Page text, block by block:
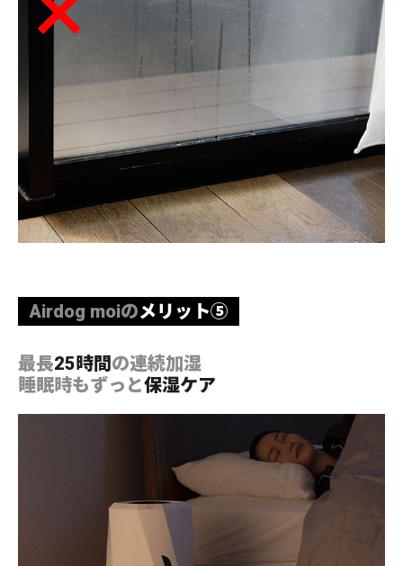
Airdog moiのメリット⑤
最長25時間 の連続加湿
睡眠時もずっと保湿ケア